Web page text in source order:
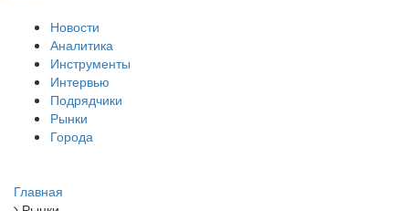
Новости
Аналитика
Инструменты
Интервью
Подрядчики
Рынки
Города
Главная